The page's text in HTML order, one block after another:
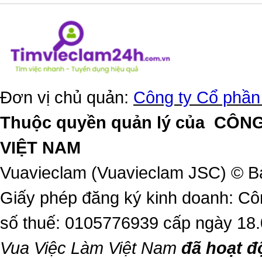
Đơn vị chủ quản: Công ty Cổ
Thuộc quyền quản lý của
VIỆT NAM
Vuavieclam (Vuavieclam JSC) ©
Giấy phép đăng ký kinh doanh:
số thuế: 0105776939 cấp ngày
Vua Việc Làm Việt Nam đã hoạt